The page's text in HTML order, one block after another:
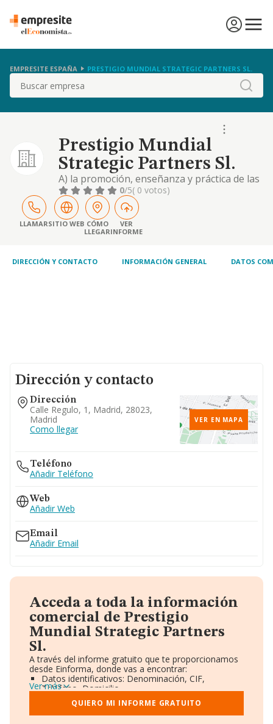
EMPRESITE ESPAÑA PRESTIGIO MUNDIAL STRATEGIC PARTNERS SL.
Buscar
Prestigio Mundial
Strategic Partners Sl.
A) la promoción, enseñanza y práctica de las
disciplinas de barre y pilates, así como la
organización de clases, talleres, cursos,
retiros y eventos relacionados con el
bienestar físico, la tonificación muscular, la
postura y el equilibrio cuerpo-mente. b) la
0/5( 0 votos)
LLAMARSITIO WEB CÓMO
LLEGAR
VER
INFORME
DIRECCIÓN Y CONTACTO INFORMACIÓN GENERAL DATOS
Dirección y contacto
Dirección
Calle Regulo, 1, Madrid, 28023,
Madrid
Como llegar
VER EN MAPA
Teléfono
Añadir Teléfono
Web
Añadir Web
Email
Añadir Email
Acceda a toda la información
comercial de Prestigio
Mundial Strategic Partners
Sl.
A través del informe gratuito que te proporcionamos
desde Einforma, donde vas a encontrar:
Datos identificativos: Denominación, CIF,
Teléfono, Domicilio.
Informe Mercantil Completo (BORME).
Gráficos de Evolución Ventas y Empleados.
Consejo de Administración y Administradores.
Ver más
QUIERO MI INFORME GRATUITO